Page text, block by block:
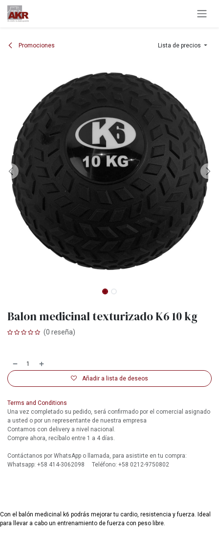
Ir al contenido
Promociones Lista de precios
Balon medicinal texturizado K6 10 kg
(0 reseña)
Añadir a lista de deseos
Terms and Conditions
Una vez completado su pedido, será confirmado por el comercial asignado
a usted o por un representante de nuestra empresa
Contamos con delivery a nivel nacional.
Compre ahora, recíbalo entre 1 a 4 días.
Contáctanos por WhatsApp o llamada, para asistirte en tu compra:
Whatsapp: +58 414-3062098 Teléfono: +58 0212-9750802
Con el balón medicinal k6 podrás mejorar tu cardio, resistencia y fuerza. Ideal
para llevar a cabo un entrenamiento de fuerza con peso libre.